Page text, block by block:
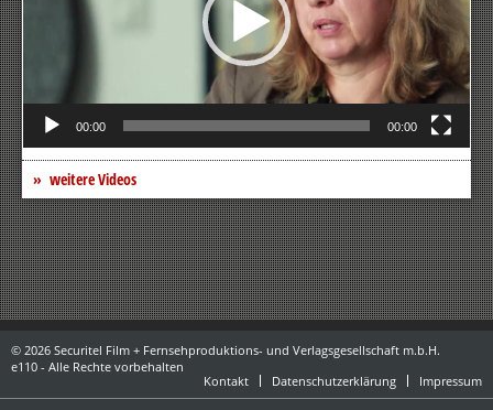
00:00 00:00
weitere Videos
© 2026 Securitel Film + Fernsehproduktions- und Verlagsgesellschaft m.b.H.
e110 - Alle Rechte vorbehalten
Kontakt
Datenschutzerklärung Impressum